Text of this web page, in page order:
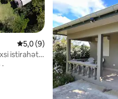
Ortalama reytinq 5,0/5, 9 rəy
5,0 (9)
istirahət
·